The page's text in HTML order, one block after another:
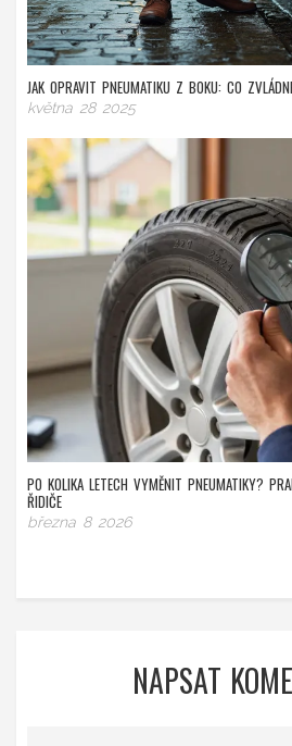
JAK OPRAVIT PNEUMATIKU Z BOKU: CO
května 28 2025
PO KOLIKA LETECH VYMĚNIT PNEUMATIKY?
ŘIDIČE
března 8 2026
NAPSAT